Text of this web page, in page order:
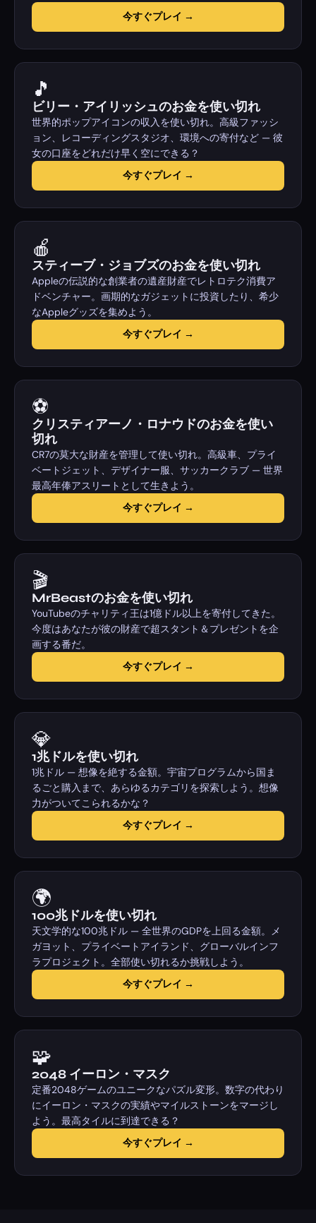
今すぐプレイ →
🎵
ビリー・アイリッシュのお金を使い切れ
世界的ポップアイコンの収入を使い切れ。高級ファッシ
ョン、レコーディングスタジオ、環境への寄付など — 彼
女の口座をどれだけ早く空にできる？
今すぐプレイ →
🍎
スティーブ・ジョブズのお金を使い切れ
Appleの伝説的な創業者の遺産財産でレトロテク消費ア
ドベンチャー。画期的なガジェットに投資したり、希少
なAppleグッズを集めよう。
今すぐプレイ →
⚽
クリスティアーノ・ロナウドのお金を使い
切れ
CR7の莫大な財産を管理して使い切れ。高級車、プライ
ベートジェット、デザイナー服、サッカークラブ — 世界
最高年俸アスリートとして生きよう。
今すぐプレイ →
🎬
MrBeastのお金を使い切れ
YouTubeのチャリティ王は1億ドル以上を寄付してきた。
今度はあなたが彼の財産で超スタント＆プレゼントを企
画する番だ。
今すぐプレイ →
💎
1兆ドルを使い切れ
1兆ドル — 想像を絶する金額。宇宙プログラムから国ま
るごと購入まで、あらゆるカテゴリを探索しよう。想像
力がついてこられるかな？
今すぐプレイ →
🌍
100兆ドルを使い切れ
天文学的な100兆ドル — 全世界のGDPを上回る金額。メ
ガヨット、プライベートアイランド、グローバルインフ
ラプロジェクト。全部使い切れるか挑戦しよう。
今すぐプレイ →
🧩
2048 イーロン・マスク
定番2048ゲームのユニークなパズル変形。数字の代わり
にイーロン・マスクの実績やマイルストーンをマージし
よう。最高タイルに到達できる？
今すぐプレイ →